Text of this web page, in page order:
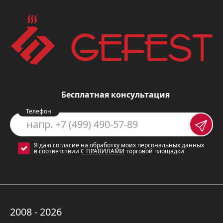
Электророзжиг горелок
варочной поверхности и
духовкипозволит Вам забыть о
спичках и зажигалках.
позволит Вам всегда
контролировать процесс готовки.
Чугунные решетки– прочные и
устойчивые, обеспечивают
02 0047
Бесплатная консультация
Телефон
Я даю согласие на обработку моих персональных данных
в соответствии С ПРАВИЛАМИ торговой площадки
2008 - 2026